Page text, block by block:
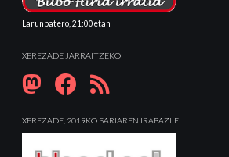
Larunbatero, 21:00etan
XEREZADE JARRAITZEKO
XEREZADE, 2019KO SARIAREN IRABAZLE